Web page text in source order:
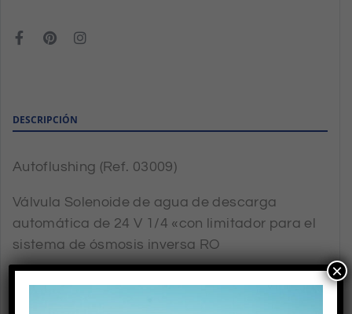
DESCRIPCIÓN
Autoflushing (Ref. 03009)
Válvula Solenoide de agua de descarga
automática de 24 V 1/4 «con limitador para el
sistema de ósmosis inversa RO
×